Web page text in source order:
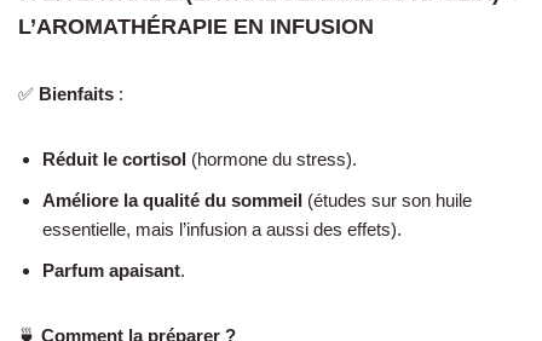
L’AROMATHÉRAPIE EN INFUSION
✅ Bienfaits :
Réduit le cortisol (hormone du stress).
Améliore la qualité du sommeil (études sur son huile
essentielle, mais l’infusion a aussi des effets).
Parfum apaisant.
🍵 Comment la préparer ?